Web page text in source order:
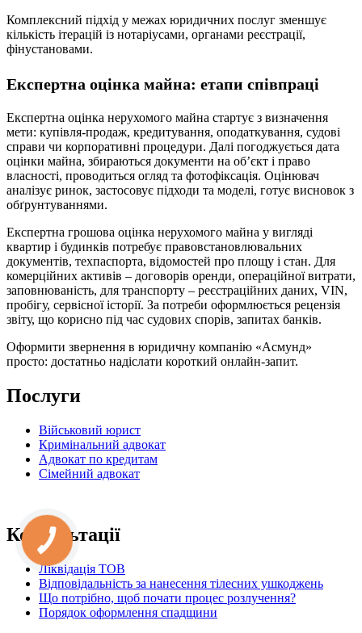
Комплексний підхід у межах юридичних послуг зменшує
кількість ітерацій із нотаріусами, органами реєстрації,
фінустановами.
Експертна оцінка майна: етапи співпраці
Експертна оцінка нерухомого майна стартує з визначення
мети: купівля-продаж, кредитування, оподаткування, судові
справи чи корпоративні процедури. Далі погоджується дата
оцінки майна, збираються документи на об’єкт і право
власності, проводиться огляд та фотофіксація. Оцінювач
аналізує ринок, застосовує підходи та моделі, готує висновок з
обґрунтуваннями.
Експертна грошова оцінка нерухомого майна у вигляді
квартир і будинків потребує правовстановлювальних
документів, техпаспорта, відомостей про площу і стан. Для
комерційних активів – договорів оренди, операційної витрати,
заповнюваність, для транспорту – реєстраційних даних, VIN,
пробігу, сервісної історії. За потреби оформлюється рецензія
звіту, що корисно під час судових спорів, запитах банків.
Оформити звернення в юридичну компанію «Асмунд»
просто: достатньо надіслати короткий онлайн-запит.
Послуги
Військовий юрист
Кримінальний адвокат
Адвокат по кредитам
Сімейний адвокат
Консультації
Ліквідація ТОВ
Відповідальність за нанесення тілесних ушкоджень
Що потрібно, щоб почати процес розлучення?
Порядок оформлення спадщини